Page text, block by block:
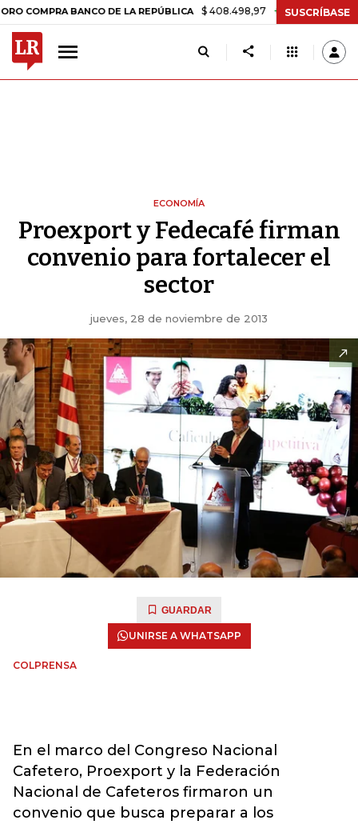
BANCO DE LA REPÚBLICA $ 408.498,97 +$ 8.753,81 +2,19%
SUSCRÍBASE
ECONOMÍA
Proexport y Fedecafé firman
convenio para fortalecer el
sector
jueves, 28 de noviembre de 2013
GUARDAR
UNIRSE A WHATSAPP
COLPRENSA
En el marco del Congreso Nacional
Cafetero, Proexport y la Federación
Nacional de Cafeteros firmaron un
convenio que busca preparar a los